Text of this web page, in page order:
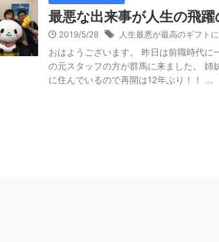
最悪な出来事が人生の飛躍
2019/5/28 人生最悪が最高のギフトに
おはようございます。 昨日は前職時代
の元スタッフの方が群馬に来ました。 姉
に住んでいるので再開は12年ぶり！！ ...